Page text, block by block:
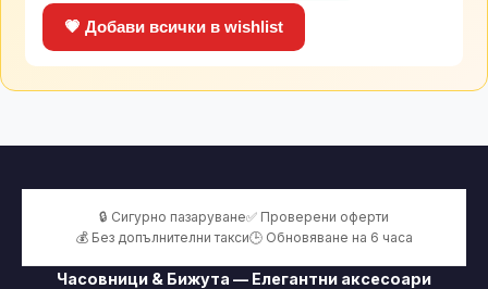
💗 Добави всички в wishlist
🔒 Сигурно пазаруване✅ Проверени оферти
💰 Без допълнителни такси🕒 Обновяване на 6 часа
Часовници & Бижута — Елегантни аксесоари